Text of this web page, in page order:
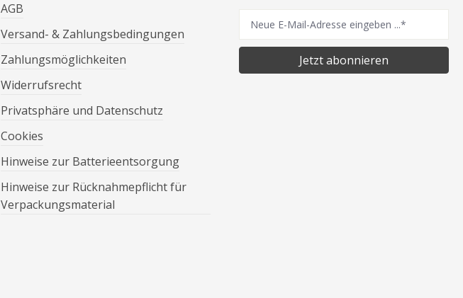
AGB
Versand- & Zahlungsbedingungen
Zahlungsmöglichkeiten
Widerrufsrecht
Privatsphäre und Datenschutz
Cookies
Hinweise zur Batterieentsorgung
Hinweise zur Rücknahmepflicht für
Verpackungsmaterial
Jetzt abonnieren